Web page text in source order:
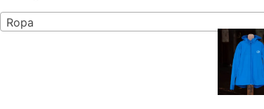
Ropa